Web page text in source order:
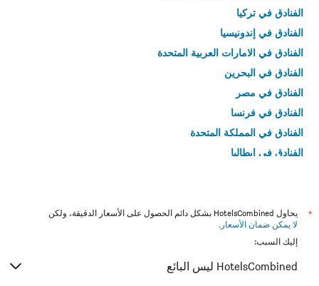
الفنادق في تركيا
الفنادق في إندونيسيا
الفنادق في الامارات العربية المتحدة
الفنادق في البحرين
الفنادق في مصر
الفنادق في فرنسا
الفنادق في المملكة المتحدة
الفنادق في إيطاليا
*
يحاول HotelsCombined بشكل دائم الحصول على الأسعار الدقيقة، ولكن
لا يمكن ضمان الأسعار .
إليك السبب:
HotelsCombined ليس البائع